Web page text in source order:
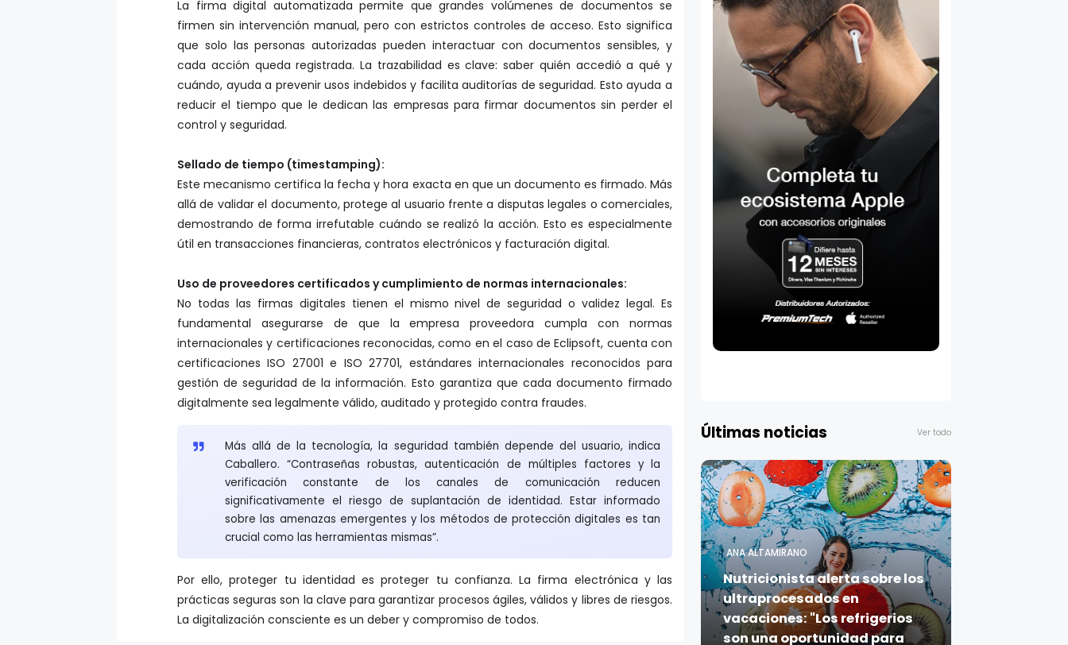
firmen sin intervención manual, pero con estrictos controles de acceso. Esto significa
que solo las personas autorizadas pueden interactuar con documentos sensibles, y
cada acción queda registrada. La trazabilidad es clave: saber quién accedió a qué y
cuándo, ayuda a prevenir usos indebidos y facilita auditorías de seguridad. Esto ayuda a
reducir el tiempo que le dedican las empresas para firmar documentos sin perder el
control y seguridad.
Este mecanismo certifica la fecha y hora exacta en que un documento es firmado. Más
allá de validar el documento, protege al usuario frente a disputas legales o comerciales,
demostrando de forma irrefutable cuándo se realizó la acción. Esto es especialmente
útil en transacciones financieras, contratos electrónicos y facturación digital.
No todas las firmas digitales tienen el mismo nivel de seguridad o validez legal. Es
fundamental asegurarse de que la empresa proveedora cumpla con normas
internacionales y certificaciones reconocidas, como en el caso de Eclipsoft, cuenta con
certificaciones ISO 27001 e ISO 27701, estándares internacionales reconocidos para
gestión de seguridad de la información. Esto garantiza que cada documento firmado
digitalmente sea legalmente válido, auditado y protegido contra fraudes.
Caballero. “Contraseñas robustas, autenticación de múltiples factores y la
verificación constante de los canales de comunicación reducen
significativamente el riesgo de suplantación de identidad. Estar informado
sobre las amenazas emergentes y los métodos de protección digitales es tan
crucial como las herramientas mismas”.
Por ello, proteger tu identidad es proteger tu confianza. La firma electrónica y las
prácticas seguras son la clave para garantizar procesos ágiles, válidos y libres de riesgos.
La digitalización consciente es un deber y compromiso de todos.
Últimas noticias
ANA ALTAMIRANO
Nutricionista alerta sobre los
ultraprocesados en
vacaciones: "Los refrigerios
son una oportunidad para